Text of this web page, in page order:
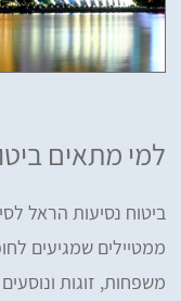
למי מתאים
ביטוח נסיעות הראל
ממטיילים שמגיעים
משפחות, זוגות